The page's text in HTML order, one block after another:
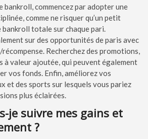
commencez par adopter une
comme ne risquer qu’un petit
totale sur chaque pari.
sur des opportunités de paris avec
Recherchez des promotions,
à valeur ajoutée, qui peuvent également
vos fonds. Enfin, améliorez vos
et des sports sur lesquels vous pariez
plus éclairées.
je suivre mes gains et
?